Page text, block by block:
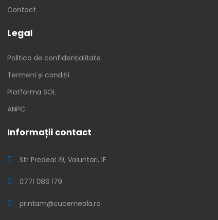
Contact
Legal
Politica de confidențialitate
Termeni și condiții
Platforma SOL
ANPC
Informații contact
Str Predeal 19, Voluntari, IF
0771 086 179
printam@cucerneala.ro